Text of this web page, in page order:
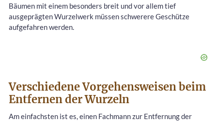
Bäumen mit einem besonders breit und vor allem tief
ausgeprägten Wurzelwerk müssen schwerere Geschütze
aufgefahren werden.
Verschiedene Vorgehensweisen beim
Entfernen der Wurzeln
Am einfachsten ist es, einen Fachmann zur Entfernung der